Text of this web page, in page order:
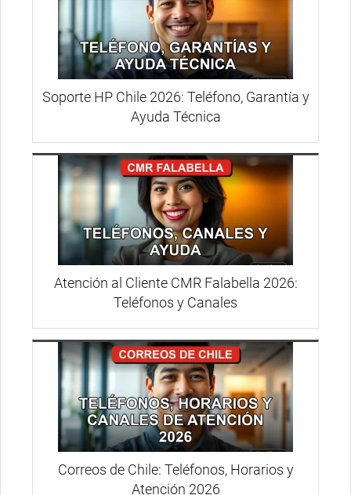
Soporte HP Chile 2026: Teléfono, Garantía y
Ayuda Técnica
Atención al Cliente CMR Falabella 2026:
Teléfonos y Canales
Correos de Chile: Teléfonos, Horarios y
Atención 2026